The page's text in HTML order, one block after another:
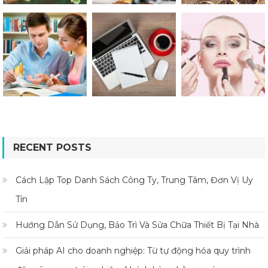
RECENT POSTS
Cách Lập Top Danh Sách Công Ty, Trung Tâm, Đơn Vị Uy
Tín
Hướng Dẫn Sử Dụng, Bảo Trì Và Sửa Chữa Thiết Bị Tại Nhà
Giải pháp AI cho doanh nghiệp: Từ tự động hóa quy trình